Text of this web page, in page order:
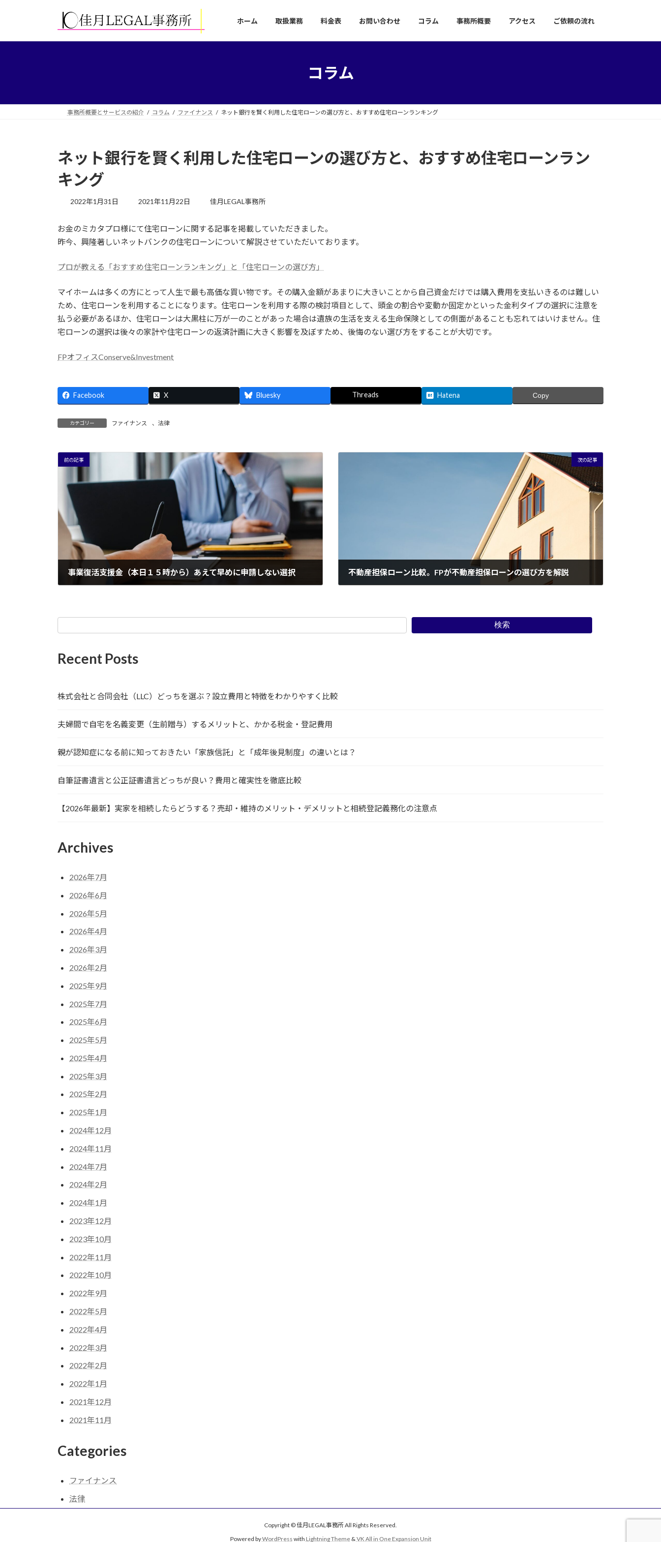
ン
ー
ホーム 取扱業務 料金表 お問い合わせ コラム 事務所概要 アクセス ご依頼の流れ
コラム
事務所概要とサービスの紹介 コラム ファイナンス ネット銀行を賢く利用した住宅ローンの選び方と、おすすめ住宅ローンランキング
ネット銀行を賢く利用した住宅ローンの選び方と、おすすめ住宅ローンラン
キング
2022年1月31日
最
新
日
時
2021年11月22日 佳月LEGAL事務所
お金のミカタプロ様にて住宅ローンに関する記事を掲載していただきました。
昨今、興隆著しいネットバンクの住宅ローンについて解説させていただいております。
プロが教える「おすすめ住宅ローンランキング」と「住宅ローンの選び方」
マイホームは多くの方にとって人生で最も高価な買い物です。その購入金額があまりに大きいことから自己資金だけでは購入費用を支払いきるのは難しい
ため、住宅ローンを利用することになります。住宅ローンを利用する際の検討項目として、頭金の割合や変動か固定かといった金利タイプの選択に注意を
払う必要があるほか、住宅ローンは大黒柱に万が一のことがあった場合は遺族の生活を支える生命保険としての側面があることも忘れてはいけません。住
宅ローンの選択は後々の家計や住宅ローンの返済計画に大きく影響を及ぼすため、後悔のない選び方をすることが大切です。
FPオフィスConserve&Investment
Facebook X Bluesky Threads Hatena Copy
カテゴリー ファイナンス 、 法律
前の記事
事業復活支援金（本日１５時から）あえて早めに申請しない選択
次の記事
不動産担保ローン比較。FPが不動産担保ローンの選び方を解説
検索
Recent Posts
株式会社と合同会社（LLC）どっちを選ぶ？設立費用と特徴をわかりやすく比較
夫婦間で自宅を名義変更（生前贈与）するメリットと、かかる税金・登記費用
親が認知症になる前に知っておきたい「家族信託」と「成年後見制度」の違いとは？
自筆証書遺言と公正証書遺言どっちが良い？費用と確実性を徹底比較
【2026年最新】実家を相続したらどうする？売却・維持のメリット・デメリットと相続登記義務化の注意点
Archives
2026年7月
2026年6月
2026年5月
2026年4月
2026年3月
2026年2月
2025年9月
2025年7月
2025年6月
2025年5月
2025年4月
2025年3月
2025年2月
2025年1月
2024年12月
2024年11月
2024年7月
2024年2月
2024年1月
2023年12月
2023年10月
2022年11月
2022年10月
2022年9月
2022年5月
2022年4月
2022年3月
2022年2月
2022年1月
2021年12月
2021年11月
Categories
ファイナンス
法律
Copyright © 佳月LEGAL事務所 All Rights Reserved.
Powered byWordPress with Lightning Theme& VK All in One Expansion Unit